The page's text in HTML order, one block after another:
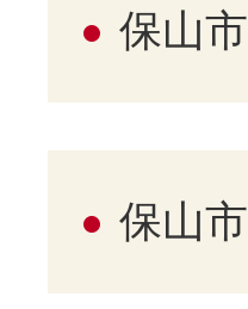
保山
保山